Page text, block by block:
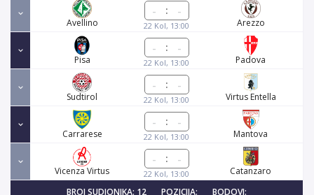
Avellino
:
22 Kol, 13:00 Arezzo
Pisa
:
22 Kol, 13:00 Padova
Sudtirol
:
22 Kol, 13:00 Virtus Entella
Carrarese
:
22 Kol, 13:00 Mantova
Vicenza Virtus
:
22 Kol, 13:00
Catanzaro
BROJ SUDIONIKA: 12
POZICIJA: BODOVI: